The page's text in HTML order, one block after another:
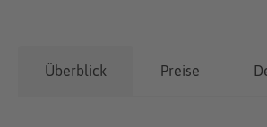
Überblick Preise